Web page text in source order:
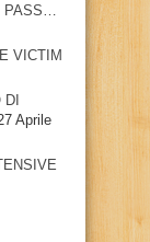
VICTIM
DI
Aprile